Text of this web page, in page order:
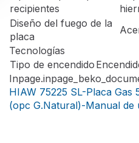
Color
Quemador de Gas de alta
eficiencia
Configuración de los fuegos
Tipo de placa
Profundidad
Altura